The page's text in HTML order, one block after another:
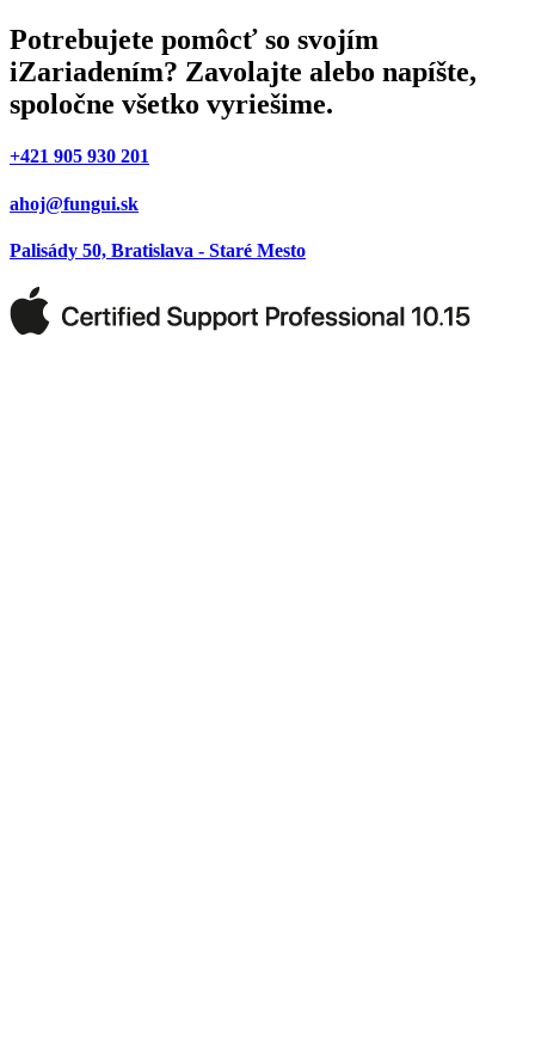
Potrebujete pomôcť so svojím
iZariadením? Zavolajte alebo napíšte,
spoločne všetko vyriešime.
+421 905 930 201
ahoj@fungui.sk
Palisády 50, Bratislava - Staré Mesto